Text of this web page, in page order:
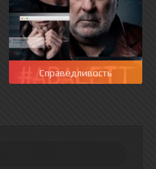
Справедливость